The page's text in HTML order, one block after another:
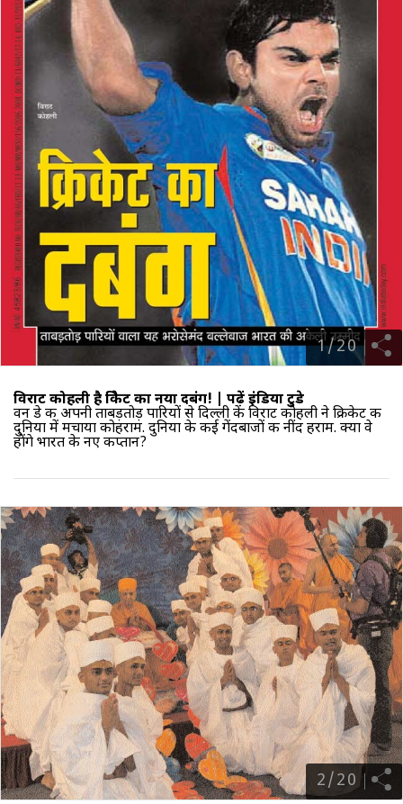
1/20
विराट कोहली है क्रिकेट का नया दबंग! | पढ़ें इंडिया टुडे
वन डे की अपनी ताबड़तोड़ पारियों से दिल्ली के विराट कोहली ने क्रिकेट की
दुनिया में मचाया कोहराम. दुनिया के कई गेंदबाजों की नींद हराम. क्या वे
होंगे भारत के नए कप्तान?
2/20